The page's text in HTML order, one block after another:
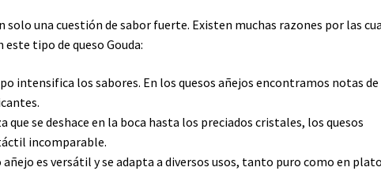
solo una cuestión de sabor fuerte. Existen muchas razones por las
este tipo de queso Gouda:
intensifica los sabores. En los quesos añejos encontramos notas de
que se deshace en la boca hasta los preciados cristales, los quesos
incomparable.
añejo es versátil y se adapta a diversos usos, tanto puro como en